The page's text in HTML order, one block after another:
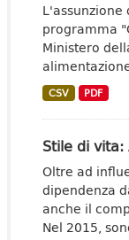
programma
Ministero
CSV PDF
Stile di vita:
Oltre ad
dipendenza
anche il
Nel 2015,